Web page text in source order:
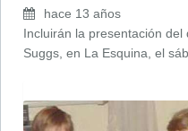
hace 13 años
Incluirán la presentación
Suggs, en La Esquina, el